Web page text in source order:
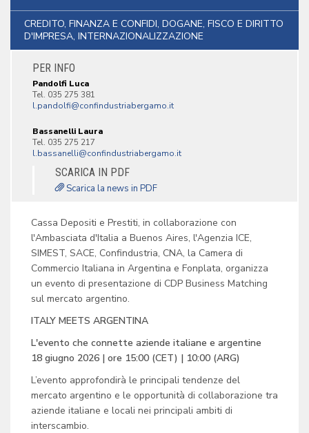
CREDITO, FINANZA E CONFIDI, DOGANE, FISCO E DIRITTO
D'IMPRESA, INTERNAZIONALIZZAZIONE
PER INFO
Pandolfi Luca
Tel. 035 275 381
Bassanelli Laura
Tel. 035 275 217
SCARICA IN PDF
Scarica la news in PDF
Cassa Depositi e Prestiti, in collaborazione con
l'Ambasciata d'Italia a Buenos Aires, l'Agenzia ICE,
SIMEST, SACE, Confindustria, CNA, la Camera di
Commercio Italiana in Argentina e Fonplata, organizza
un evento di presentazione di CDP Business Matching
sul mercato argentino.
ITALY MEETS ARGENTINA
L'evento che connette aziende italiane e argentine
18 giugno 2026 | ore 15:00 (CET) | 10:00 (ARG)
L’evento approfondirà le principali tendenze del
mercato argentino e le opportunità di collaborazione tra
aziende italiane e locali nei principali ambiti di
interscambio.